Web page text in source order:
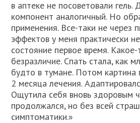
в аптеке не посоветовали гель.
компонент аналогичный. Но
применения. Все-таки не
эффектов у меня практически
состояние первое время. Какое-
безразличие. Спать стала, как
будто в тумане. Потом картина
2 месяца лечения.
Ощутила себя вновь здоровым
продолжался, но без всей
симптоматики.»